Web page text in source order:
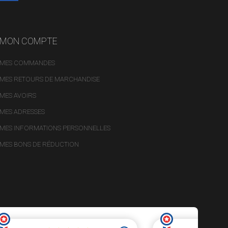
MON COMPTE
MES COMMANDES
MES RETOURS DE MARCHANDISE
MES AVOIRS
MES ADRESSES
MES INFORMATIONS PERSONNELLES
MES BONS DE RÉDUCTION